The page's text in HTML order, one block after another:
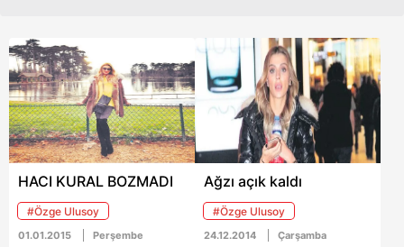
HACI KURAL BOZMADI
#Özge Ulusoy
01.01.2015 Perşembe
Ağzı açık kaldı
#Özge Ulusoy
24.12.2014 Çarşamba